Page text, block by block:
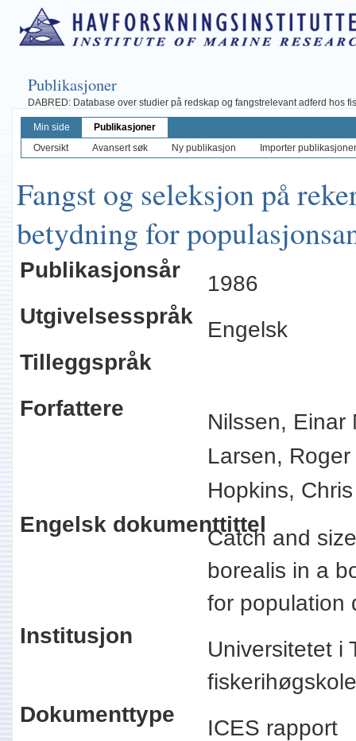
Publikasjoner
DABRED: Database over studier på redskap og fangstrelevant adferd hos
Min side
Publikasjoner
Oversikt
Avansert søk Ny publikasjon Importer
Fangst og seleksjon på
betydning for
Publikasjonsår
1986
Utgivelsesspråk
Engelsk
Tilleggspråk
Forfattere
Nilssen, Einar
Larsen, Roger
Hopkins,
Engelsk dokumenttittel
Catch and
borealis in a
for
Institusjon
Universitetet i
Dokumenttype
ICES rapport